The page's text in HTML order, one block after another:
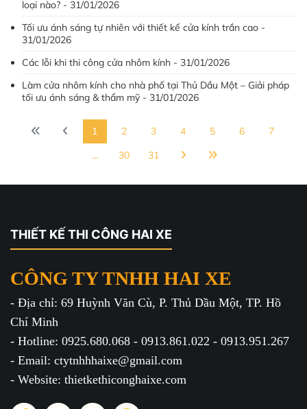
loại nào? - 31/01/2026
Tối ưu ánh sáng tự nhiên với thiết kế cửa kính trần cao -
31/01/2026
Các lỗi khi thi công cửa nhôm kính - 31/01/2026
Làm cửa nhôm kính cho nhà phố tại Thủ Dầu Một – Giải pháp
tối ưu ánh sáng & thẩm mỹ - 31/01/2026
1 2 3 4 5 6
7
...
30 31
THIẾT KẾ THI CÔNG HAI XE
CÔNG TY TNHH HAI XE
- Địa chỉ: 69 Huỳnh Văn Cù, P. Thủ Dầu Một, TP. Hồ
Chí Minh
- Hotline: 0925.680.068 - 0913.861.022 - 0913.951.267
- Email: ctytnhhhaixe@gmail.com
- Website: thietkethiconghaixe.com